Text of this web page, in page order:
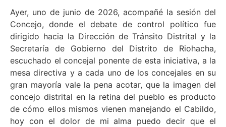
Ayer, uno de junio de 2026, acompañé la sesión del
Concejo, donde el debate de control político fue
dirigido hacia la Dirección de Tránsito Distrital y la
Secretaría de Gobierno del Distrito de Riohacha,
escuchado el concejal ponente de esta iniciativa, a la
mesa directiva y a cada uno de los concejales en su
gran mayoría vale la pena acotar, que la imagen del
concejo distrital en la retina del pueblo es producto
de cómo ellos mismos vienen manejando el Cabildo,
hoy con el dolor de mi alma puedo decir que el